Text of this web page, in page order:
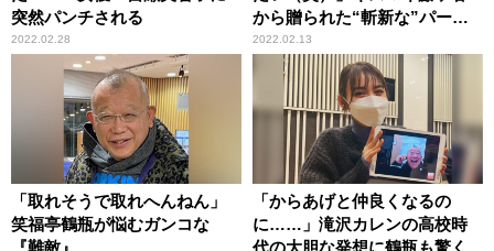
突然パンチされる
2022.02.28
から贈られた“斬新な”パーカ
ーを着る
2022.02.13
「取れそうで取れへんねん」
笑福亭鶴瓶が悩むガンコな
『難敵』
「からあげと仲良くなるの
に……」滝沢カレンの高校時
代の大胆な発想に鶴瓶も驚く